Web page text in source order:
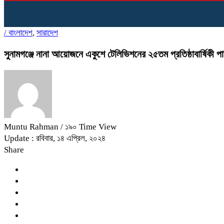
/ বাংলাদেশ, সারাদেশ
সুনামগঞ্জে নানা আয়োজনে একুশে টেলিভিশনের ২৫তম প্রতিষ্ঠাবার্ষিকী
Muntu Rahman / ১৯০ Time View
Update : রবিবার, ১৪ এপ্রিল, ২০২৪
Share